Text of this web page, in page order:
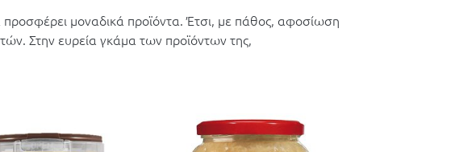
προσφέρει μοναδικά προϊόντα. Έτσι, με πάθος, αφοσίωση
Στην ευρεία γκάμα των προϊόντων της,